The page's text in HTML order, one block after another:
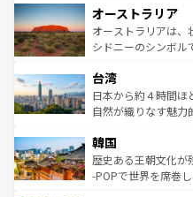
部のニューオーリン
文化が魅力。旅行者
しみながら、その多
ならではの贅沢な旅のスタイルだ
情報はコンテンツ一
ワイ島は見逃せない
島だが、静かな自然
おすすめ。エメラル
れるおもてなしの心
人々、おいしいロー
ク、伝統的なフラダ
ワイを、存分に味わってほしい。 な
はコンテンツ一覧を
オーストラリア
オーストラリアは、
シドニーのシンボル
リアリーフや大陸中
ク）、タスマニアの
ど、見どころがたく
いる。アクティビテ
ビング、ハイキング
い。オーストラリア
台湾
日本から約４時間ほ
自然が織りなす魅力
ン）、静ひつな山岳
と山間の静けさが共
驚きをもたらしてく
韓国
歴史ある王朝文化が
-POPで世界を席巻